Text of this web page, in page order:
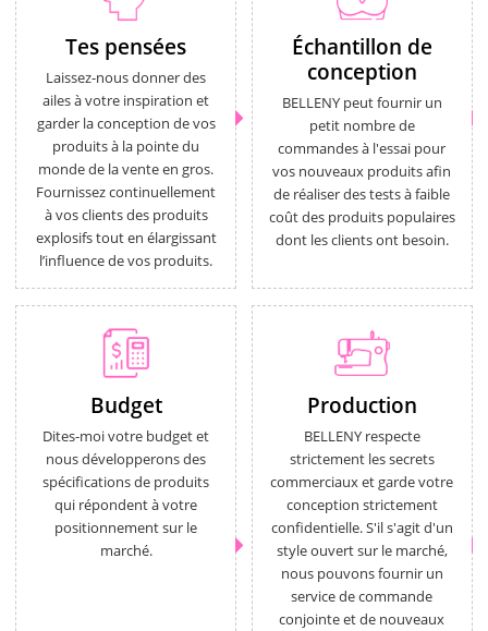
Tes pensées
Laissez-nous donner des
ailes à votre inspiration et
garder la conception de vos
produits à la pointe du
monde de la vente en gros.
Fournissez continuellement
à vos clients des produits
explosifs tout en élargissant
l’influence de vos produits.
Échantillon de
conception
BELLENY peut fournir un
petit nombre de
commandes à l'essai pour
vos nouveaux produits afin
de réaliser des tests à faible
coût des produits populaires
dont les clients ont besoin.
Budget
Dites-moi votre budget et
nous développerons des
spécifications de produits
qui répondent à votre
positionnement sur le
marché.
Production
BELLENY respecte
strictement les secrets
commerciaux et garde votre
conception strictement
confidentielle. S'il s'agit d'un
style ouvert sur le marché,
nous pouvons fournir un
service de commande
conjointe et de nouveaux